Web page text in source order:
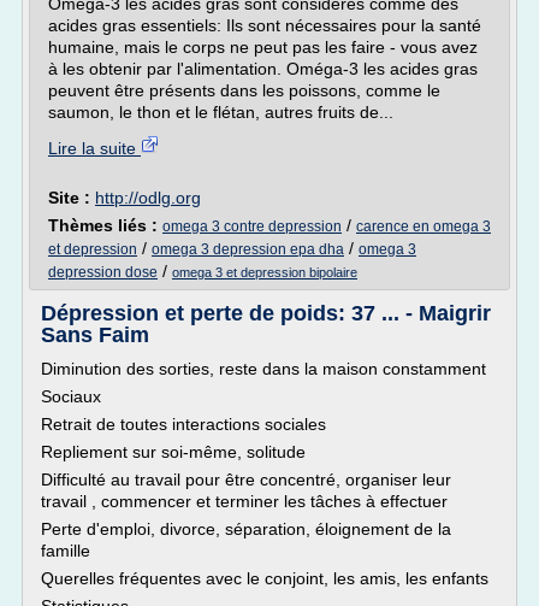
acides gras essentiels: Ils sont nécessaires pour la santé
humaine, mais le corps ne peut pas les faire - vous avez
à les obtenir par l'alimentation. Oméga-3 les acides gras
peuvent être présents dans les poissons, comme le
saumon, le thon et le flétan, autres fruits de...
Lire la suite
Site : http://odlg.org
Thèmes liés : omega 3 contre depression / carence en omega 3
et depression / omega 3 depression epa dha / omega 3
depression dose / omega 3 et depression bipolaire
Dépression et perte de poids: 37 ... - Maigrir
Sans Faim
Diminution des sorties, reste dans la maison constamment
Sociaux
Retrait de toutes interactions sociales
Repliement sur soi-même, solitude
Difficulté au travail pour être concentré, organiser leur
travail , commencer et terminer les tâches à effectuer
Perte d'emploi, divorce, séparation, éloignement de la
famille
Querelles fréquentes avec le conjoint, les amis, les enfants